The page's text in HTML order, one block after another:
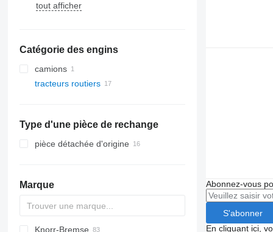
tout afficher
Catégorie des engins
camions
tracteurs routiers
Type d'une pièce de rechange
pièce détachée d'origine
Marque
CF
EuroCargo
Knorr-Bremse
Abonnez-vous
S'abonner
En cliquant ici,